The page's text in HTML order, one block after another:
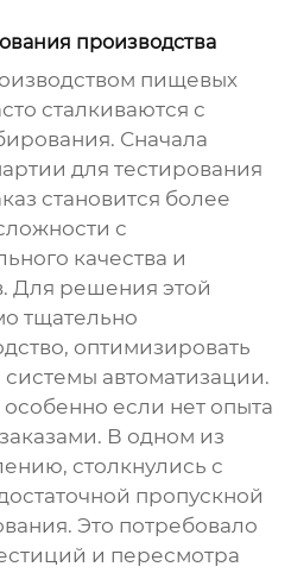
производства
пищевых
сталкиваются с
Сначала
для тестирования
становится более
с
качества и
Для решения этой
тщательно
оптимизировать
системы автоматизации.
особенно если нет опыта
В одном из
столкнулись с
пропускной
Это потребовало
и пересмотра